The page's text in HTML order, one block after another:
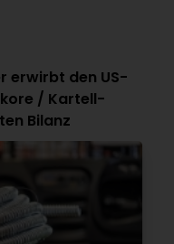
erwirbt den US-
/ Kartell-
Bilanz